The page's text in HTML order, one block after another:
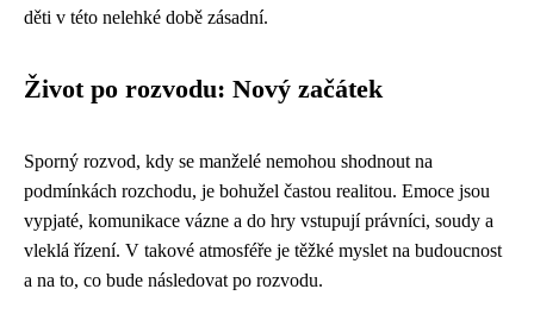
děti v této nelehké době zásadní.
Život po rozvodu: Nový začátek
Sporný rozvod, kdy se manželé nemohou shodnout na
podmínkách rozchodu, je bohužel častou realitou. Emoce jsou
vypjaté, komunikace vázne a do hry vstupují právníci, soudy a
vleklá řízení. V takové atmosféře je těžké myslet na budoucnost
a na to, co bude následovat po rozvodu.